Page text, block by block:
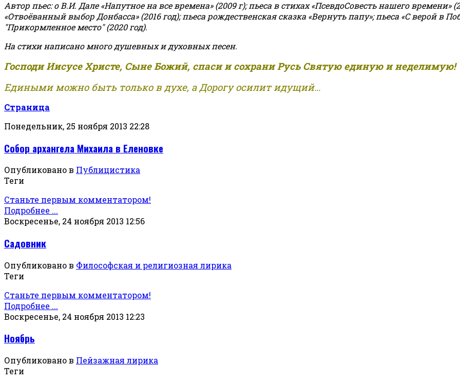
Автор пьес: о В.И. Дале «Напутное на все времена» (2009 г); пьеса в стихах «ПсевдоСовесть нашего времени»
«Отвоёванный выбор Донбасса» (2016 год); пьеса рождественская сказка «Вернуть папу»; пьеса «С верой в
"Прикормленное место" (2020 год).
На стихи написано много душевных и духовных песен.
Господи Иисусе Христе, Сыне Божий, спаси и сохрани Русь Святую единую и неделимую!
Едиными можно быть только в духе, а Дорогу осилит идущий...
Страница
Понедельник, 25 ноября 2013 22:28
Собор архангела Михаила в Еленовке
Опубликовано в Публицистика
Теги
Станьте первым комментатором!
Подробнее ...
Воскресенье, 24 ноября 2013 12:56
Садовник
Опубликовано в Философская и религиозная лирика
Теги
Станьте первым комментатором!
Подробнее ...
Воскресенье, 24 ноября 2013 12:23
Ноябрь
Опубликовано в Пейзажная лирика
Теги